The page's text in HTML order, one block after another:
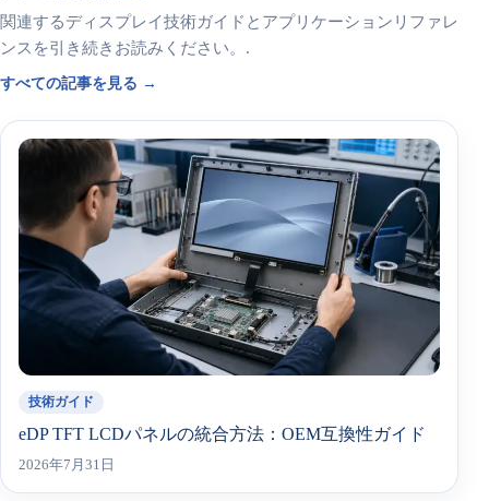
関連するディスプレイ技術ガイドとアプリケーションリファレ
ンスを引き続きお読みください。.
すべての記事を見る →
技術ガイド
eDP TFT LCDパネルの統合方法：OEM互換性ガイド
2026年7月31日